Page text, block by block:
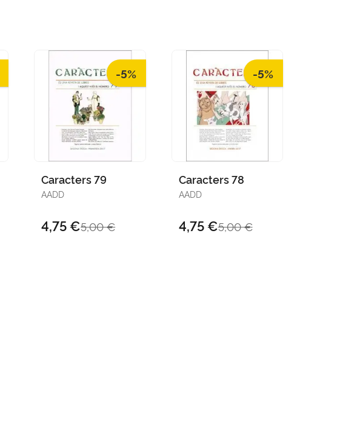
-5%
Caracters 79
AADD
5,00 €
4,75 €
-5%
Caracters 78
AADD
5,00 €
4,75 €